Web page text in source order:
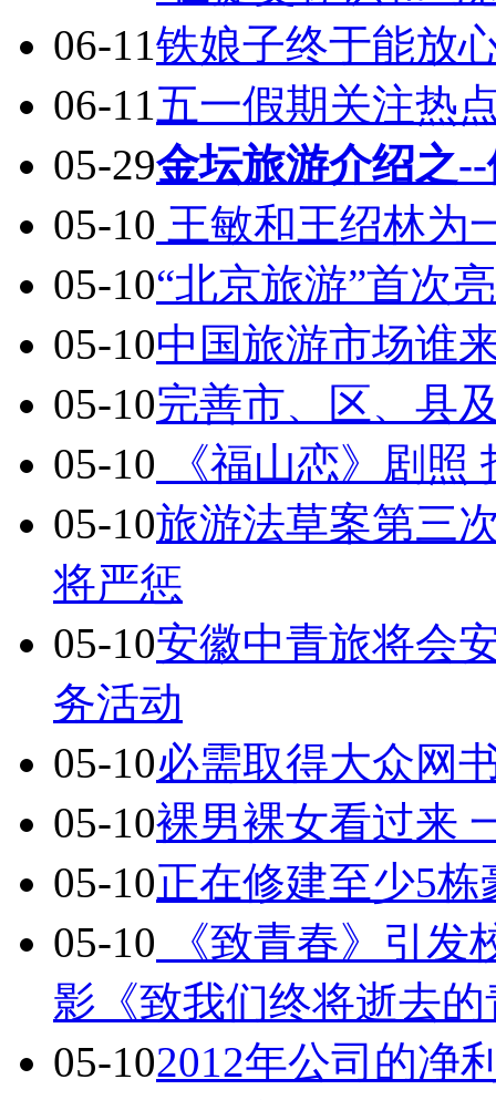
06-11铁娘子终于能放
06-11五一假期关注热
05-29金坛旅游介绍之
05-10 王敏和王绍林为
05-10“北京旅游”首次
05-10中国旅游市场谁
05-10完善市、区、县
05-10 《福山恋》剧照
05-10旅游法草案第三
将严惩
05-10安徽中青旅将会
务活动
05-10必需取得大众网
05-10裸男裸女看过来
05-10正在修建至少5栋
05-10 《致青春》引发
影《致我们终将逝去
05-102012年公司的净